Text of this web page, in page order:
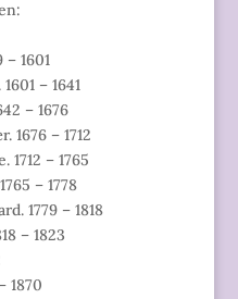
1601
– 1641
– 1676
1676 – 1712
– 1765
– 1778
1779 – 1818
– 1823
1870